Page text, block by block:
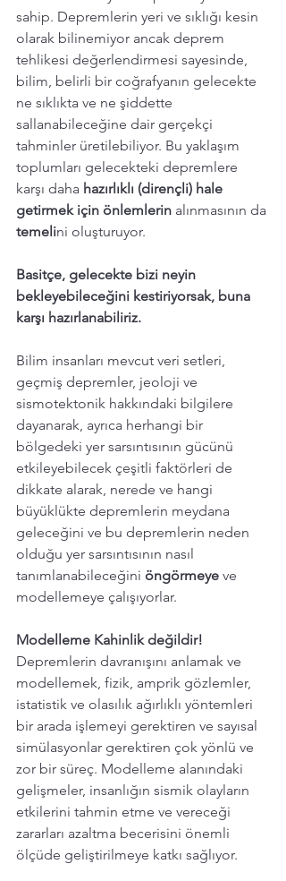
sahip. Depremlerin yeri ve sıklığı kesin
olarak bilinemiyor ancak deprem
tehlikesi değerlendirmesi sayesinde,
bilim, belirli bir coğrafyanın gelecekte
ne sıklıkta ve ne şiddette
sallanabileceğine dair gerçekçi
tahminler üretilebiliyor. Bu yaklaşım
toplumları gelecekteki depremlere
karşı daha hazırlıklı (dirençli) hale
getirmek için önlemlerin alınmasının da
temelini oluşturuyor.
Basitçe, gelecekte bizi neyin
bekleyebileceğini kestiriyorsak, buna
karşı hazırlanabiliriz.
Bilim insanları mevcut veri setleri,
geçmiş depremler, jeoloji ve
sismotektonik hakkındaki bilgilere
dayanarak, ayrıca herhangi bir
bölgedeki yer sarsıntısının gücünü
etkileyebilecek çeşitli faktörleri de
dikkate alarak, nerede ve hangi
büyüklükte depremlerin meydana
geleceğini ve bu depremlerin neden
olduğu yer sarsıntısının nasıl
tanımlanabileceğini öngörmeye ve
modellemeye çalışıyorlar.
Modelleme Kahinlik değildir!
Depremlerin davranışını anlamak ve
modellemek, fizik, amprik gözlemler,
istatistik ve olasılık ağırlıklı yöntemleri
bir arada işlemeyi gerektiren ve sayısal
simülasyonlar gerektiren çok yönlü ve
zor bir süreç. Modelleme alanındaki
gelişmeler, insanlığın sismik olayların
etkilerini tahmin etme ve vereceği
zararları azaltma becerisini önemli
ölçüde geliştirilmeye katkı sağlıyor.